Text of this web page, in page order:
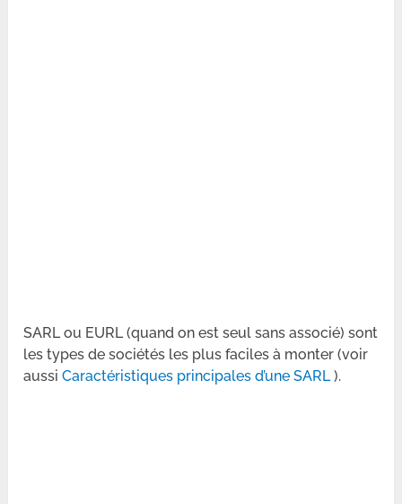
SARL ou EURL (quand on est seul sans associé) sont
les types de sociétés les plus faciles à monter (voir
aussiCaractéristiques principales d’une SARL).